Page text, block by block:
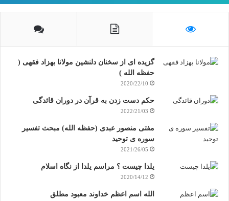
گزیده ای از سخنان دلنشین مولانا بهزاد فقهی (
حفظه الله )
2020/22/10
حکم دست زدن به قرآن در دوران قائدگی
2022/21/03
مفتی منصور عبدی (حفظه الله) مبحث تفسیر
سوره ی توحید
2021/26/05
یلدا چیست ؟ مراسم یلدا از نگاه اسلام
2020/14/12
الله اسم اعظم خداوند معبود مطلق